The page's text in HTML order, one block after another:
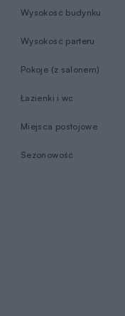
Wysokość budynku
Wysokość parteru
Pokoje (z salonem)
Łazienki i wc
Miejsca postojowe
Sezonowość